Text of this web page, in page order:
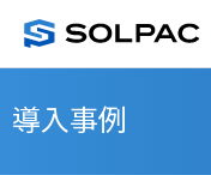
導入事例